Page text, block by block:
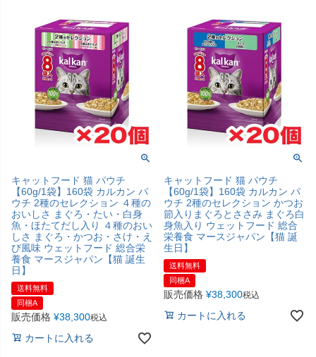
キャットフード 猫 パウチ
【60g/1袋】160袋 カルカン パ
ウチ 2種のセレクション ４種の
おいしさ まぐろ・たい・白身
魚・ほたてだし入り ４種のおい
しさ まぐろ・かつお・さけ・え
び風味 ウェットフード 総合栄
養食 マースジャパン【猫 誕生
日】
送料無料
同梱A
販売価格 ¥38,300税込
カートに入れる
キャットフード 猫 パウチ
【60g/1袋】160袋 カルカン パ
ウチ 2種のセレクション かつお
節入りまぐろとささみ まぐろ白
身魚入り ウェットフード 総合
栄養食 マースジャパン【猫 誕
生日】
送料無料
同梱A
販売価格 ¥38,300税込
カートに入れる